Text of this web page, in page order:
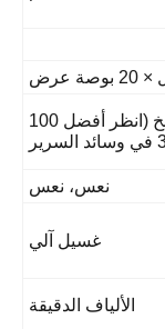
#87,055 في المنزل والمطبخ (انظر أفضل 100
نعس، نعس
غسيل آلي
الألياف الدقيقة